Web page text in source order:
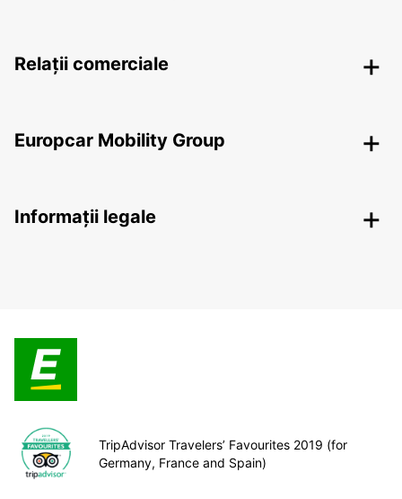
Relații comerciale
Europcar Mobility Group
Informații legale
TripAdvisor Travelers’ Favourites 2019 (for
Germany, France and Spain)